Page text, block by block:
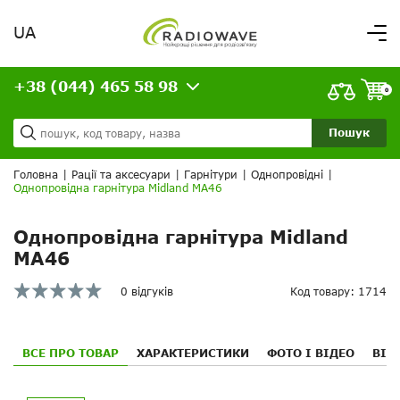
Вітаємо,
увійдіть в особистий кабінет
Доставка та оплата
Кредит
Статті
ВАШЕ ЗАМОВЛЕННЯ
UA
Пошук
+38 (044) 465 58 98 0
Головна Рації та аксесуари Гарнітури Однопровідні
Однопровідна гарнітура Midland MA46
Однопровідна гарнітура Midland
MA46
0 відгуків Код товару: 1714
ВСЕ ПРО ТОВАР ХАРАКТЕРИСТИКИ ФОТО І ВІДЕО